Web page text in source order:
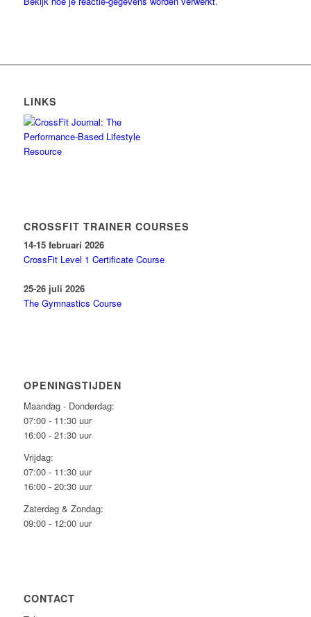
LINKS
CROSSFIT TRAINER COURSES
14-15 februari 2026
CrossFit Level 1 Certificate Course
25-26 juli 2026
The Gymnastics Course
OPENINGSTIJDEN
Maandag - Donderdag:
07:00 - 11:30 uur
16:00 - 21:30 uur
Vrijdag:
07:00 - 11:30 uur
16:00 - 20:30 uur
Zaterdag & Zondag:
09:00 - 12:00 uur
CONTACT